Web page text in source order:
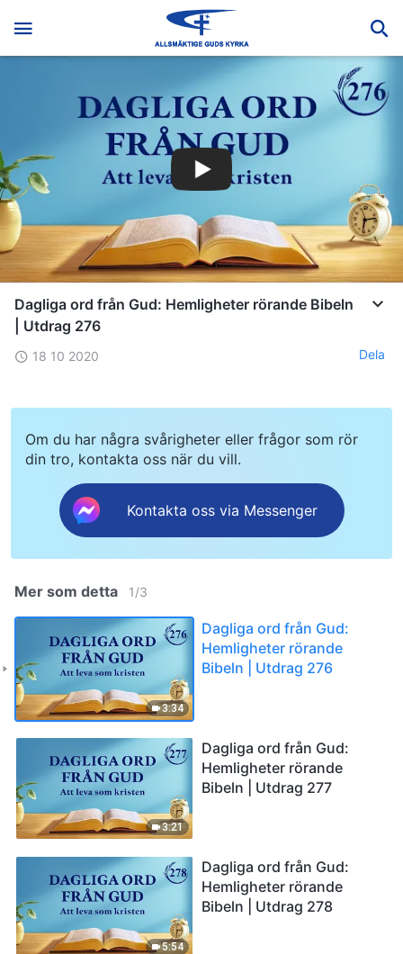
Dagliga ord från Gud: Hemligheter rörande Bibeln
| Utdrag 276
18 10 2020 Dela
Om du har några svårigheter eller frågor som rör
din tro, kontakta oss när du vill.
Kontakta oss via Messenger
Mer som detta 1/3
3:34
Dagliga ord från Gud:
Hemligheter rörande
Bibeln | Utdrag 276
3:21
Dagliga ord från Gud:
Hemligheter rörande
Bibeln | Utdrag 277
5:54
Dagliga ord från Gud:
Hemligheter rörande
Bibeln | Utdrag 278